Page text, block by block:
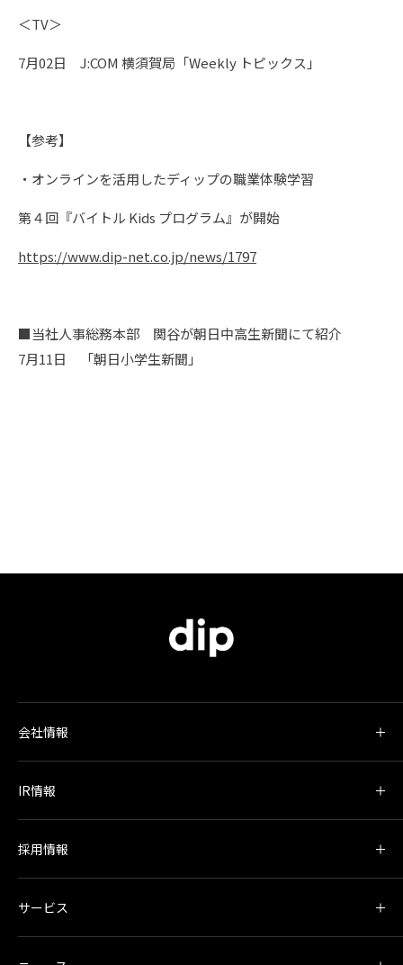
＜TV＞
7月02日 J:COM 横須賀局「Weekly トピックス」
【参考】
・オンラインを活用したディップの職業体験学習
第４回『バイトル Kids プログラム』が開始
https://www.dip-net.co.jp/news/1797
■当社人事総務本部 関谷が朝日中高生新聞にて紹介
7月11日 「朝日小学生新聞」
会社情報
IR情報
採用情報
サービス